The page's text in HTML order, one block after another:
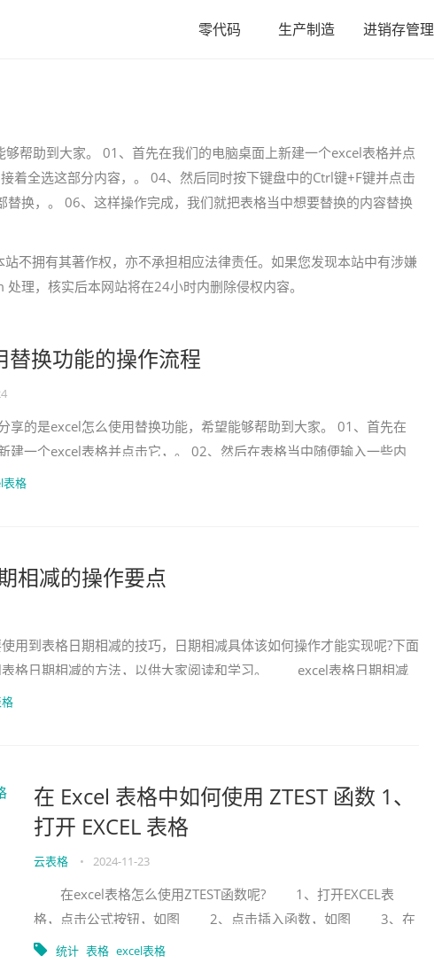
零代码 生产制造 进销存管理
帮助到大家。 01、首先在我们的电脑桌面上新建一个excel表格并点
着全选这部分内容，。 04、然后同时按下键盘中的Ctrl键+F键并点击
换，。 06、这样操作完成，我们就把表格当中想要替换的内容替换
不拥有其著作权，亦不承担相应法律责任。如果您发现本站中有涉嫌
理，核实后本网站将在24小时内删除侵权内容。
替换功能的操作流程
享的是excel怎么使用替换功能，希望能够帮助到大家。 01、首先在
建一个excel表格并点击它，。 02、然后在表格当中随便输入一些内
这
表格
相减的操作要点
到表格日期相减的技巧，日期相减具体该如何操作才能实现呢?下面
表格日期相减的方法，以供大家阅读和学习。 excel表格日期相减
在 Excel 表格中如何使用 ZTEST 函数 1、
打开 EXCEL 表格
云表格 • 2024-11-23
在excel表格怎么使用ZTEST函数呢? 1、打开EXCEL表
格，点击公式按钮，如图 2、点击插入函数，如图 3、在
弹出窗口中选择统计函数，如图 4、选择ZTEST函数，如
统计 表格 excel表格